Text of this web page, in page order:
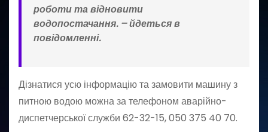
роботи та відновити
водопостачання. – йдеться в
повідомленні.
Дізнатися усю інформацію та замовити машину з
питною водою можна за телефоном аварійно-
диспетчерської служби 62-32-15, 050 375 40 70.